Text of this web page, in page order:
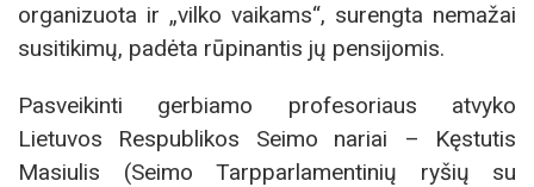
organizuota ir „vilko vaikams“, surengta nemažai
susitikimų, padėta rūpinantis jų pensijomis.
Pasveikinti gerbiamo profesoriaus atvyko
Lietuvos Respublikos Seimo nariai – Kęstutis
Masiulis (Seimo Tarpparlamentinių ryšių su